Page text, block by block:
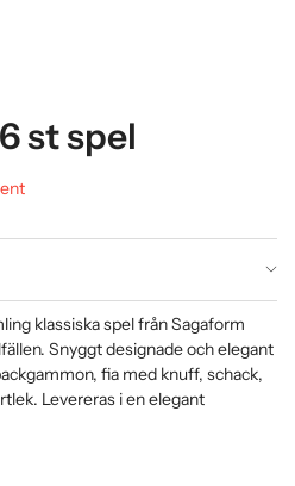
st spel
klassiska spel från Sagaform
Snyggt designade och elegant
fia med knuff, schack,
Levereras i en elegant